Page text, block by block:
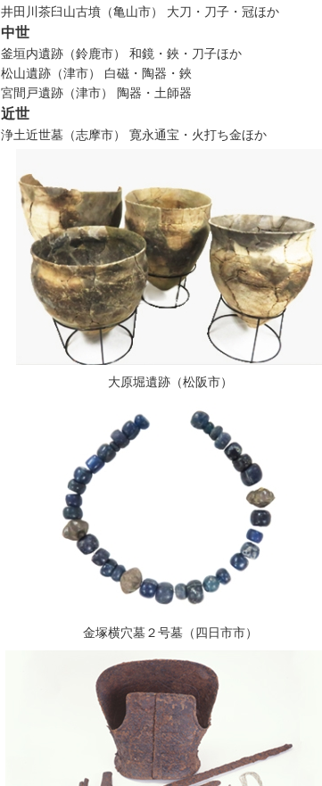
井田川茶臼山古墳（亀山市） 大刀・刀子・冠ほか
中世
釜垣内遺跡（鈴鹿市） 和鏡・鋏・刀子ほか
松山遺跡（津市） 白磁・陶器・鋏
宮間戸遺跡（津市） 陶器・土師器
近世
浄土近世墓（志摩市） 寛永通宝・火打ち金ほか
大原堀遺跡（松阪市）
金塚横穴墓２号墓（四日市市）